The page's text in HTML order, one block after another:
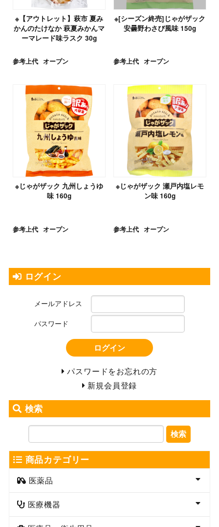
※【アウトレット】萩市 夏み
かんのたけなか 萩夏みかんマ
ーマレード味ラスク 30g
参考上代 オープン
※[シーズン終売]じゃがザック
安曇野わさび風味 150g
参考上代 オープン
※じゃがザック 九州しょうゆ
味 160g
参考上代 オープン
※じゃがザック 瀬戸内塩レモ
ン味 160g
参考上代 オープン
ログイン
メールアドレス
パスワード
ログイン
パスワードをお忘れの方
新規会員登録
検索
検索
商品カテゴリー
医薬品
医療機器